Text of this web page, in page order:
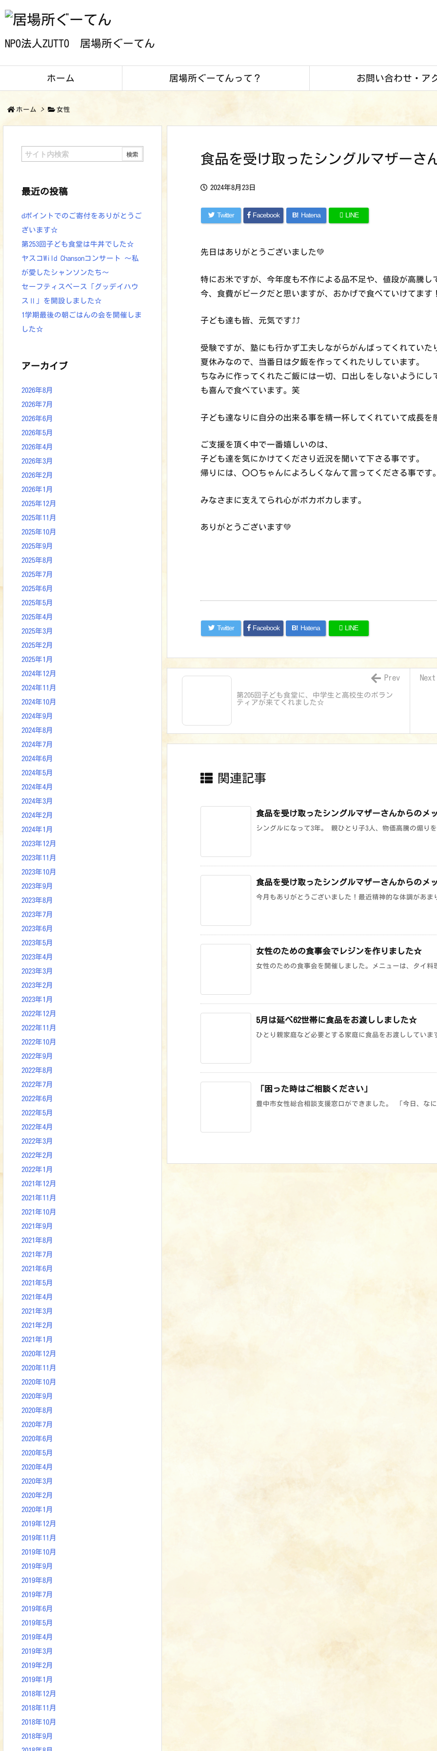
NPO法人ZUTTO 居場所ぐーてん
ホーム 居場所ぐーてんって？ お問い合わせ・ア
ホーム > 女性
食品を受け取ったシングルマザーさ
2024年8月23日
Twitter Facebook B! Hatena LINE
先日はありがとうございました💚
特にお米ですが、今年度も不作による品不足や、値段が高騰
今、食費がピークだと思いますが、おかげで食べていけてます
子ども達も皆、元気です⤴︎⤴︎
受験ですが、塾にも行かず工夫しながらがんばってくれていた
夏休みなので、当番日は夕飯を作ってくれたりしています。
ちなみに作ってくれたご飯には一切、口出しをしないように
も喜んで食べています。笑
子ども達なりに自分の出来る事を精一杯してくれていて成長を
ご支援を頂く中で一番嬉しいのは、
子ども達を気にかけてくださり近況を聞いて下さる事です。
帰りには、〇〇ちゃんによろしくなんて言ってくださる事です
みなさまに支えてられ心がポカポカします。
ありがとうございます💚
Twitter Facebook B! Hatena LINE
Next
第205回子ども食堂に、中学生と高校生のボラン
ティアが来てくれました☆
Prev
関連記事
食品を受け取ったシングルマザーさんからのメ
シングルになって3年。 親ひとり子3人、物価高騰の煽
食品を受け取ったシングルマザーさんからのメ
今月もありがとうございました！最近精神的な体調があ
女性のための食事会でレジンを作りました☆
女性のための食事会を開催しました。メニューは、タイ
5月は延べ62世帯に食品をお渡ししました☆
ひとり親家庭など必要とする家庭に食品をお渡ししてい
「困った時はご相談ください」
豊中市女性総合相談支援窓口ができました。 「今日、
最近の投稿
dポイントでのご寄付をありがとうご
ざいます☆
第253回子ども食堂は牛丼でした☆
ヤスコWild Chansonコンサート ～私
が愛したシャンソンたち～
セーフティスペース「グッデイハウ
スⅡ」を開設しました☆
1学期最後の朝ごはんの会を開催しま
した☆
アーカイブ
2026年8月
2026年7月
2026年6月
2026年5月
2026年4月
2026年3月
2026年2月
2026年1月
2025年12月
2025年11月
2025年10月
2025年9月
2025年8月
2025年7月
2025年6月
2025年5月
2025年4月
2025年3月
2025年2月
2025年1月
2024年12月
2024年11月
2024年10月
2024年9月
2024年8月
2024年7月
2024年6月
2024年5月
2024年4月
2024年3月
2024年2月
2024年1月
2023年12月
2023年11月
2023年10月
2023年9月
2023年8月
2023年7月
2023年6月
2023年5月
2023年4月
2023年3月
2023年2月
2023年1月
2022年12月
2022年11月
2022年10月
2022年9月
2022年8月
2022年7月
2022年6月
2022年5月
2022年4月
2022年3月
2022年2月
2022年1月
2021年12月
2021年11月
2021年10月
2021年9月
2021年8月
2021年7月
2021年6月
2021年5月
2021年4月
2021年3月
2021年2月
2021年1月
2020年12月
2020年11月
2020年10月
2020年9月
2020年8月
2020年7月
2020年6月
2020年5月
2020年4月
2020年3月
2020年2月
2020年1月
2019年12月
2019年11月
2019年10月
2019年9月
2019年8月
2019年7月
2019年6月
2019年5月
2019年4月
2019年3月
2019年2月
2019年1月
2018年12月
2018年11月
2018年10月
2018年9月